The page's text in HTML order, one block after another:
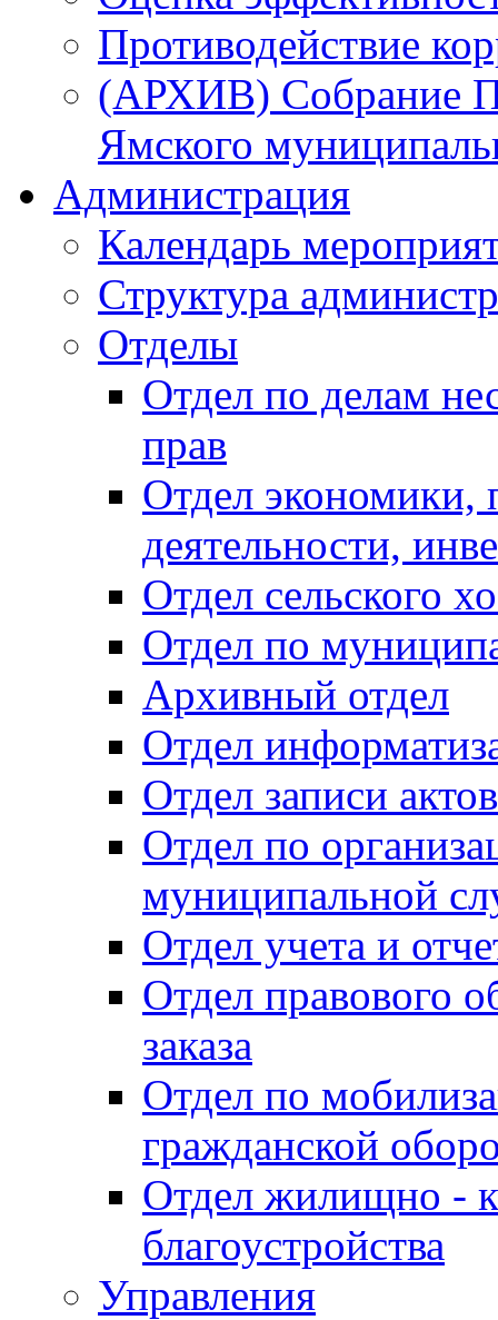
Противодействие
(АРХИВ) Собрание
Ямского
Администрация
Календарь
Структура
Отделы
Отдел по делам
прав
Отдел экономики,
деятельности,
Отдел сельского
Отдел по
Архивный отдел
Отдел
Отдел записи
Отдел по
муниципальной
Отдел учета и
Отдел правового
заказа
Отдел по
гражданской
Отдел жилищно -
благоустройства
Управления